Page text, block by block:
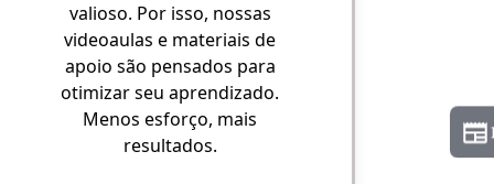
valioso. Por isso, nossas
videoaulas e materiais de
apoio são pensados para
otimizar seu aprendizado.
Menos esforço, mais
resultados.